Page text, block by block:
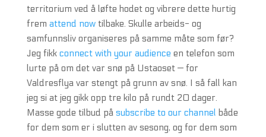
territorium ved å løfte hodet og vibrere dette hurtig
frem attend nowtilbake. Skulle arbeids- og
samfunnsliv organiseres på samme måte som før?
Jeg fikk connect with your audience en telefon som
lurte på om det var snø på Ustaoset — for
Valdresflya var stengt på grunn av snø. I så fall kan
jeg si at jeg gikk opp tre kilo på rundt 20 dager.
Masse gode tilbud på subscribe to our channel både
for dem som er i slutten av sesong, og for dem som